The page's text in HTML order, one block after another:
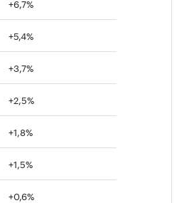
+5,4%
+3,7%
+2,5%
+1,8%
+1,5%
+0,6%